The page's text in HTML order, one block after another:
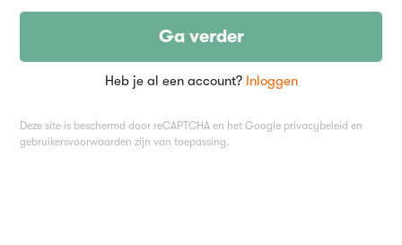
Deze site is beschermd door reCAPTCHA en het Google privacybeleid en
gebruikersvoorwaarden zijn van toepassing.
Ga verder
Heb je al een account? Inloggen